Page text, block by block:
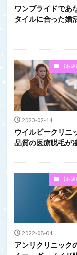
ワンブライドであ
タイルに合った婚
【お
2023-02-14
ウイルビークリニ
品質の医療脱毛が
【お
2022-08-04
アンリクリニック